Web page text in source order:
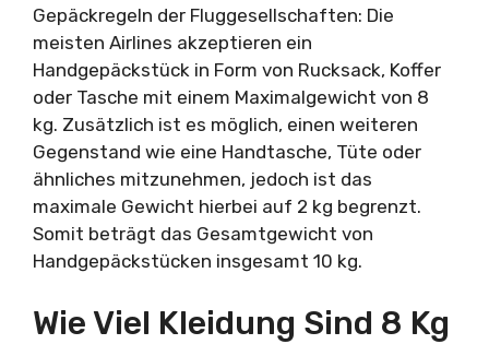
Gepäckregeln der Fluggesellschaften: Die
meisten Airlines akzeptieren ein
Handgepäckstück in Form von Rucksack, Koffer
oder Tasche mit einem Maximalgewicht von 8
kg. Zusätzlich ist es möglich, einen weiteren
Gegenstand wie eine Handtasche, Tüte oder
ähnliches mitzunehmen, jedoch ist das
maximale Gewicht hierbei auf 2 kg begrenzt.
Somit beträgt das Gesamtgewicht von
Handgepäckstücken insgesamt 10 kg.
Wie Viel Kleidung Sind 8 Kg